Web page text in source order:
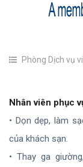
Phòng Dịch vụ
Nhân viên phục
• Dọn dẹp, làm
của khách sạn.
• Thay ga